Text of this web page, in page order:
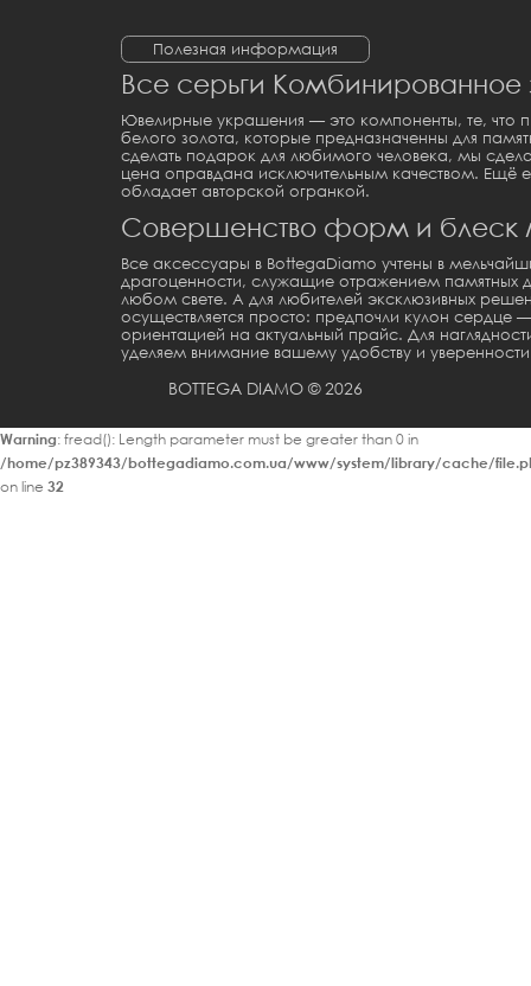
Полезная информация
Все серьги Комбинированное
Ювелирные украшения — это компоненты, те, что
белого золота, которые предназначенны для
сделать подарок для любимого человека, мы
цена оправдана исключительным качеством. Ещё
обладает авторской огранкой.
Совершенство форм и блеск
Все аксессуары в BottegaDiamo учтены в
драгоценности, служащие отражением памятных
любом свете. А для любителей эксклюзивных
осуществляется просто: предпочли кулон сердце —
ориентацией на актуальный прайс. Для
уделяем внимание вашему удобству и
BOTTEGA DIAMO © 2026
Warning: fread(): Length parameter must be greater than 0 in
/home/pz389343/bottegadiamo.com.ua/www/system/library/cache/
on line 32